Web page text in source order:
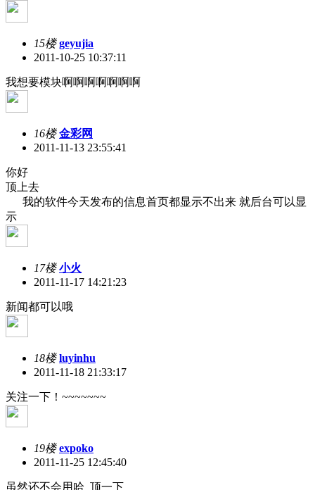
15楼 geyujia
2011-10-25 10:37:11
我想要模块啊啊啊啊啊啊啊
16楼 金彩网
2011-11-13 23:55:41
你好
顶上去
我的软件今天发布的信息首页都显示不出来 就后台可以显
示
17楼 小火
2011-11-17 14:21:23
新闻都可以哦
18楼 luyinhu
2011-11-18 21:33:17
关注一下！~~~~~~~
19楼 expoko
2011-11-25 12:45:40
虽然还不会用哈 顶一下